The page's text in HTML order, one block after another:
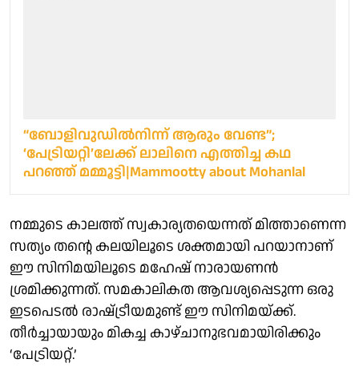
“ബോളിവുഡിൽനിന്ന് ആരും വേണ്ട”;
‘പേട്രിയറ്റി’ലേക്ക് ലാലിനെ എത്തിച്ച കഥ
പറഞ്ഞ് മമ്മൂട്ടി|Mammootty about Mohanlal
നമ്മുടെ കാലത്ത് സ്വകാര്യതയെന്നത് മിത്താണെന്ന
സത്യം തന്റെ കലയിലൂടെ ശക്തമായി പറയാനാണ്
ഈ സിനിമയിലൂടെ മഹേഷ് നാരായണൻ
ശ്രമിക്കുന്നത്. സമകാലികത ആവശ്യപ്പെടുന്ന ഒരു
ഇടപെടൽ രാഷ്‌ട്രീയമുണ്ട് ഈ സിനിമയ്ക്ക്.
തീർച്ചായായും മികച്ച കാഴ്ചാനുഭവമായിരിക്കും
‘പേട്രിയറ്റ്.’